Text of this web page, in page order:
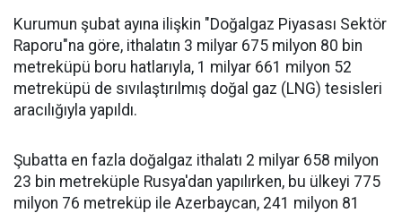
Kurumun şubat ayına ilişkin "Doğalgaz Piyasası Sektör
Raporu"na göre, ithalatın 3 milyar 675 milyon 80 bin
metreküpü boru hatlarıyla, 1 milyar 661 milyon 52
metreküpü de sıvılaştırılmış doğal gaz (LNG) tesisleri
aracılığıyla yapıldı.
Şubatta en fazla doğalgaz ithalatı 2 milyar 658 milyon
23 bin metreküple Rusya'dan yapılırken, bu ülkeyi 775
milyon 76 metreküp ile Azerbaycan, 241 milyon 81